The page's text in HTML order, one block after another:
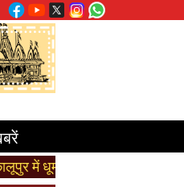
से मनाया गया गुरुपूर्णिमा